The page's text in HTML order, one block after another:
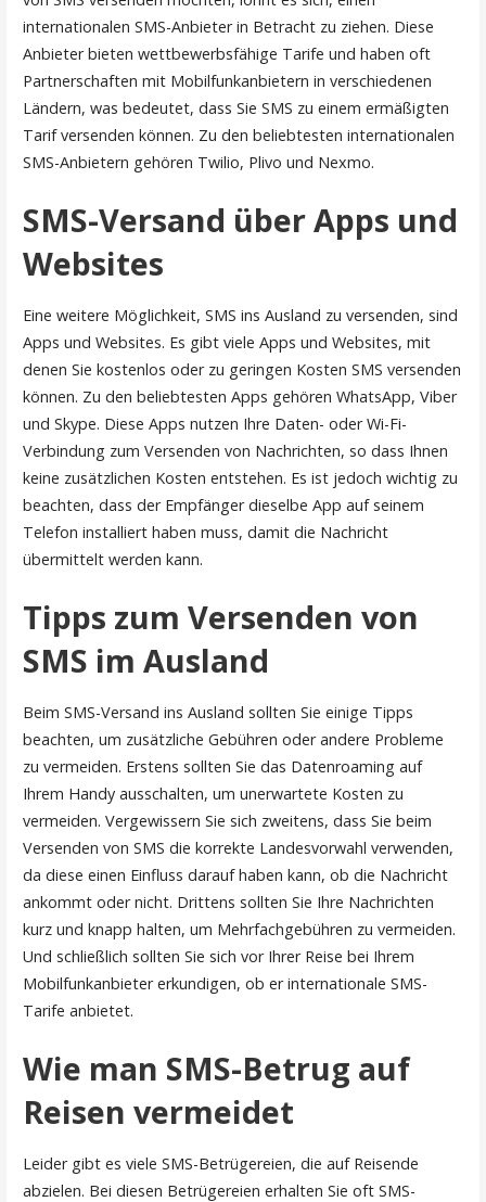
internationalen SMS-Anbieter in Betracht zu ziehen. Diese
Anbieter bieten wettbewerbsfähige Tarife und haben oft
Partnerschaften mit Mobilfunkanbietern in verschiedenen
Ländern, was bedeutet, dass Sie SMS zu einem ermäßigten
Tarif versenden können. Zu den beliebtesten internationalen
SMS-Anbietern gehören Twilio, Plivo und Nexmo.
SMS-Versand über Apps und
Websites
Eine weitere Möglichkeit, SMS ins Ausland zu versenden, sind
Apps und Websites. Es gibt viele Apps und Websites, mit
denen Sie kostenlos oder zu geringen Kosten SMS versenden
können. Zu den beliebtesten Apps gehören WhatsApp, Viber
und Skype. Diese Apps nutzen Ihre Daten- oder Wi-Fi-
Verbindung zum Versenden von Nachrichten, so dass Ihnen
keine zusätzlichen Kosten entstehen. Es ist jedoch wichtig zu
beachten, dass der Empfänger dieselbe App auf seinem
Telefon installiert haben muss, damit die Nachricht
übermittelt werden kann.
Tipps zum Versenden von
SMS im Ausland
Beim SMS-Versand ins Ausland sollten Sie einige Tipps
beachten, um zusätzliche Gebühren oder andere Probleme
zu vermeiden. Erstens sollten Sie das Datenroaming auf
Ihrem Handy ausschalten, um unerwartete Kosten zu
vermeiden. Vergewissern Sie sich zweitens, dass Sie beim
Versenden von SMS die korrekte Landesvorwahl verwenden,
da diese einen Einfluss darauf haben kann, ob die Nachricht
ankommt oder nicht. Drittens sollten Sie Ihre Nachrichten
kurz und knapp halten, um Mehrfachgebühren zu vermeiden.
Und schließlich sollten Sie sich vor Ihrer Reise bei Ihrem
Mobilfunkanbieter erkundigen, ob er internationale SMS-
Tarife anbietet.
Wie man SMS-Betrug auf
Reisen vermeidet
Leider gibt es viele SMS-Betrügereien, die auf Reisende
abzielen. Bei diesen Betrügereien erhalten Sie oft SMS-